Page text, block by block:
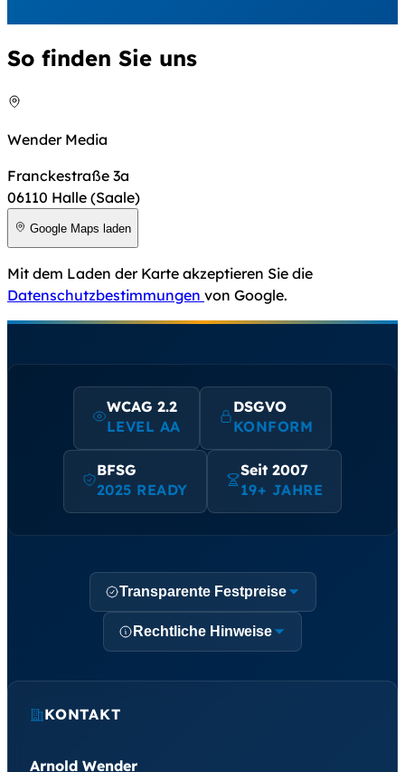
So finden Sie uns
Wender Media
Franckestraße 3a
06110 Halle (Saale)
Google Maps laden
Mit dem Laden der Karte akzeptieren Sie die
Datenschutzbestimmungen von Google.
WCAG 2.2
LEVEL AA
DSGVO
KONFORM
BFSG
2025 READY
Seit 2007
19+ JAHRE
Transparente Festpreise
Rechtliche Hinweise
KONTAKT
Arnold Wender